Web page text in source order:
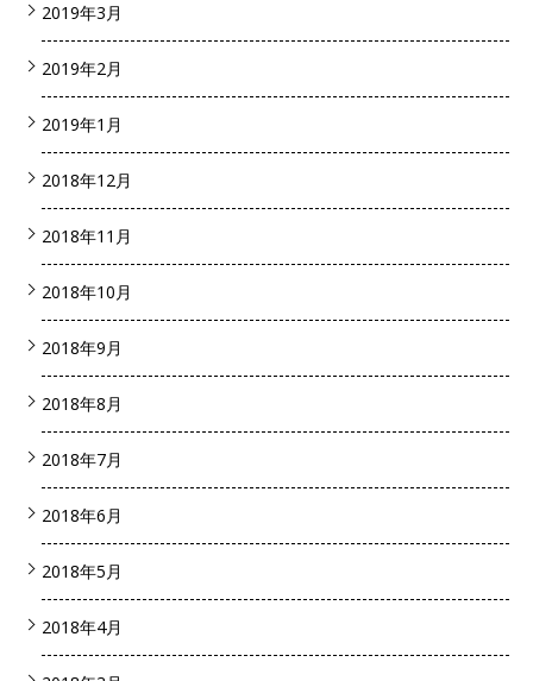
2019年3月
2019年2月
2019年1月
2018年12月
2018年11月
2018年10月
2018年9月
2018年8月
2018年7月
2018年6月
2018年5月
2018年4月